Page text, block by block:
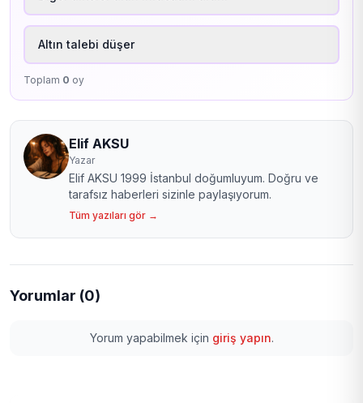
Altın talebi düşer
Toplam 0 oy
Elif AKSU
Yazar
Elif AKSU 1999 İstanbul doğumluyum. Doğru ve
tarafsız haberleri sizinle paylaşıyorum.
Tüm yazıları gör →
Yorumlar (0)
Yorum yapabilmek için giriş yapın.